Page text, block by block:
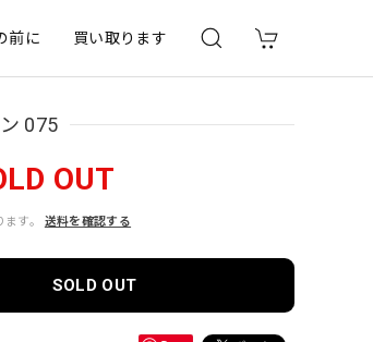
前に 買い取ります
075
OUT
す。 送料を確認する
SOLD OUT